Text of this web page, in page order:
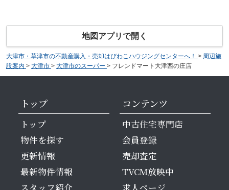
地図アプリで開く
大津市・草津市の不動産購入・売却はびわこハウジングセンターへ！ > 周辺施
設案内 > 大津市 > 大津市のスーパー > フレンドマート大津西の庄店
トップ
トップ
物件を探す
更新情報
最新物件情報
コンテンツ
中古住宅専門店
会員登録
売却査定
TVCM放映中